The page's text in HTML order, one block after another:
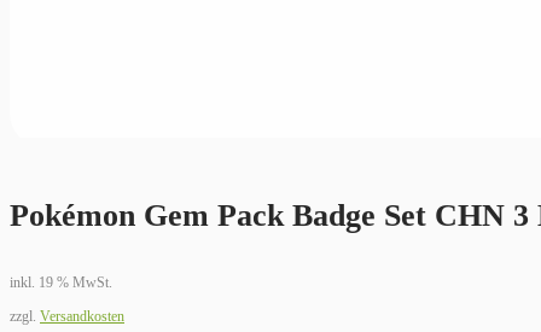
Pokémon Gem Pack Badge Set CHN
inkl. 19 % MwSt.
zzgl. Versandkosten